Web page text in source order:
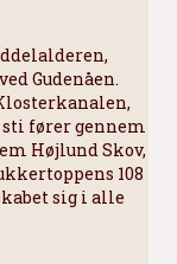
Gudenåen.
sti fører gennem
Højlund Skov,
108
sig i alle